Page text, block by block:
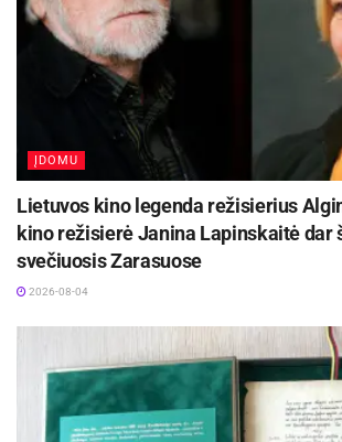
ĮDOMU
Lietuvos kino legenda režisierius
kino režisierė Janina Lapinskaitė dar
svečiuosis Zarasuose
2026-08-04